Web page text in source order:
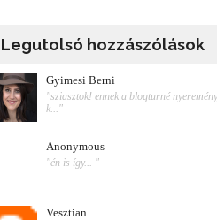
Legutolsó hozzászólások
Gyimesi Berni
"sziasztok! ennek a blogturné
k..."
Anonymous
"én is így... "
Vesztian